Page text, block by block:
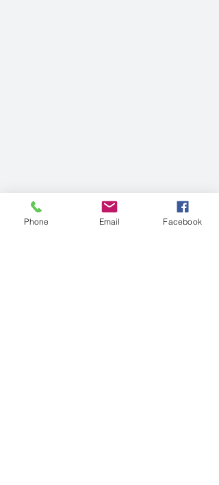
Phone Email Facebook